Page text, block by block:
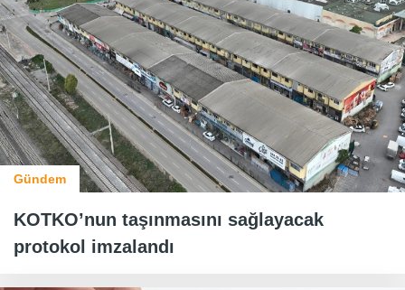
Gündem
KOTKO’nun taşınmasını sağlayacak
protokol imzalandı